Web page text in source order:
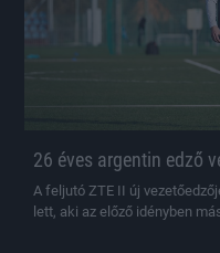
26 éves argentin edző
A feljutó ZTE II új
lett, aki az előző idényben